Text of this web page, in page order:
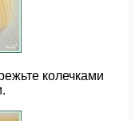
колечками